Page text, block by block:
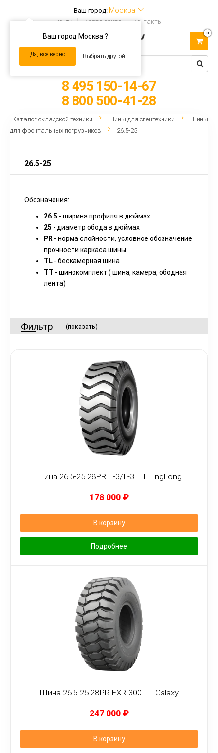
Ваш город: Москва
Ваш город Москва ?
Да, все верно Выбрать другой
Войти Карта сайта Контакты
navigation
0
8 495 150-14-67
8 800 500-41-28
Каталог складской техники Шины для спецтехники
Шины
для фронтальных погрузчиков
26.5-25
26.5-25
Обозначения:
26.5 - ширина профиля в дюймах
25 - диаметр обода в дюймах
PR - норма слойности, условное обозначение
прочности каркаса шины
TL - бескамерная шина
TT - шинокомплект ( шина, камера, ободная
лента)
Фильтр (показать)
Шина 26.5-25 28PR E-3/L-3 TT LingLong
178 000 ₽
В корзину
Подробнее
Шина 26.5-25 28PR EXR-300 TL Galaxy
247 000 ₽
В корзину